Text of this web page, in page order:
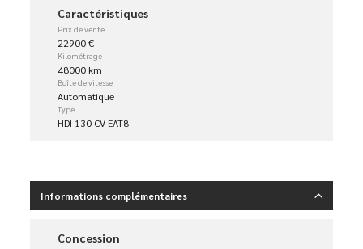
Caractéristiques
Prix de vente
22900 €
Kilométrage
48000 km
Boîte de vitesse
Automatique
Type
HDI 130 CV EAT8
Informations complémentaires
Concession